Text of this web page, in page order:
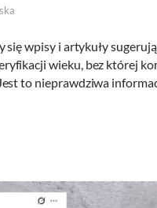
wpisy i artykuły
wieku, bez której
to nieprawdziwa